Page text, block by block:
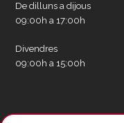
De dilluns a dijous
09:00h a 17:00h
Divendres
09:00h a 15:00h
Xarxes socials